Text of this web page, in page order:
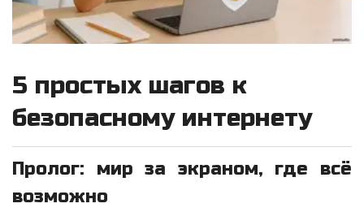
5 простых шагов к
безопасному интернету
Пролог: мир за экраном, где всё
возможно